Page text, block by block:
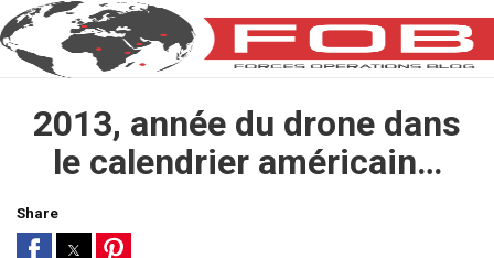
2013, année du drone dans
le calendrier américain…
Share